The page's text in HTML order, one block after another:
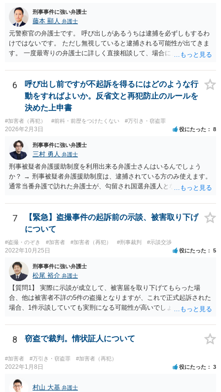
刑事事件に強い弁護士
藤本 顯人 弁護士
元警察官の弁護士です。 呼び出しがあるうちは逮捕を必ずしもするわ
けではないです。 ただし無視していると逮捕される可能性が出てきま
す。 一度最寄りの弁護士に詳しく直接相談して、場合によっては対応
6
呼び出し前ですが不起訴を得るにはどのような行
動をすればよいか。反省文と再犯防止のルールを
決めた上申書
#加害者（再犯） #前科・前歴をつけたくない #万引き・窃盗罪
2026年2月3日 役にたった 8
刑事事件に強い弁護士
三村 勇人 弁護士
刑事被疑者弁護援助制度を利用出来る弁護士さんはいるんでしょう
か？ → 刑事被疑者弁護援助制度は、逮捕されている方のみ使えます。
通常当番弁護で訪れた弁護士が、勾留され国選弁護人となるまでの間
罰金は１００万以下で最低はどのくらいですか。 → 窃盗罪の法定刑は
50万円以下の罰金ですので、その範囲内です。 下限はありませんが、
窃盗罪の場合は、最低でも１０万円になるのが通常です（極まれに５
ーにも表示される？ → 表示されません すでにお伝えしたとおり、詳
細をお伺いしなければ、適切な見通しを示すことはできません。 これ
以上の回答は致しかねますので、ご了承ください。
7
【緊急】盗撮事件の起訴前の示談、被害取り下げ
について
#盗撮・のぞき #加害者 #加害者（再犯） #刑事裁判 #示談交渉
2022年10月25日 役にたった 5
刑事事件に強い弁護士
松尾 裕介 弁護士
【質問1】 実際に示談が成立して、被害届を取り下げてもらった場
合、他は被害者不詳の5件の盗撮となりますが、これで正式起訴された
場合、1件示談していても実刑になる可能性が高いでしょうか？ →前
て、私は実刑だと思います。 【質問2】 現在の状況で、正式起訴もし
くは実刑を避ける方法、方向性というのは何かございますでしょう
性があるので、一刻も早く治療やカウンセリングを受け、反省を言葉
だけでなく行動で示すことでしょう。 【質問3】 示談をして被害届を
は概ねどれくらいになるでしょうか？ （もちろん確約はないと思いま
8 窃盗で裁判。情状証人について
#加害者 #万引き・窃盗罪 #加害者（再犯）
2022年1月8日 役にたった 3
村山 大基 弁護士